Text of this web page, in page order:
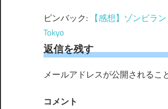
ゲ
ー
シ
ョ
ン
ピンバック: 【感想】ゾンビラ
Tokyo
返信を残す
メールアドレスが公開されるこ
コメント